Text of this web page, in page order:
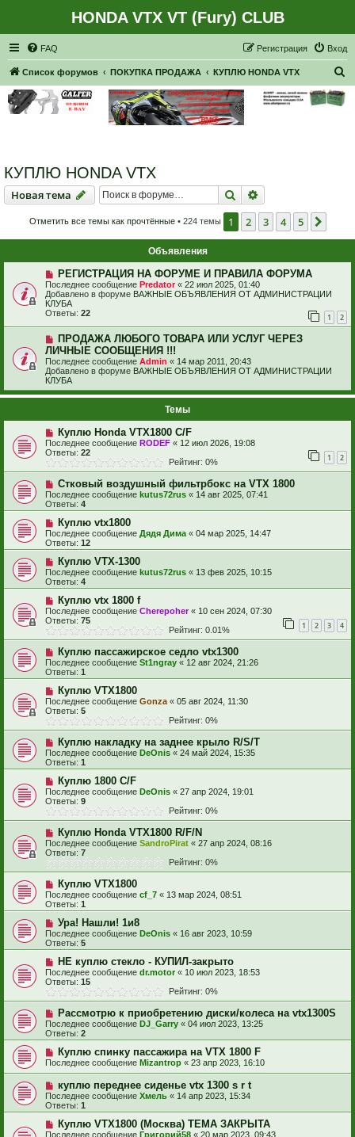
HONDA VTX VT (Fury) CLUB
FAQ Вход
Регистрация
Список форумов ПОКУПКА ПРОДАЖА КУПЛЮ HONDA VTX
КУПЛЮ HONDA VTX
Новая тема
Новаятема Поиск
Отметить все темы как прочтённые• 224 темы 1 2 3 4 5
Объявления
РЕГИСТРАЦИЯ НА ФОРУМЕ И ПРАВИЛА ФОРУМА
Последнее сообщение Predator« 22 июл 2025, 01:40
Добавлено в форуме ВАЖНЫЕ ОБЪЯВЛЕНИЯ ОТ АДМИНИСТРАЦИИ
КЛУБА
Ответы: 22 1 2
ПРОДАЖА ЛЮБОГО ТОВАРА ИЛИ УСЛУГ ЧЕРЕЗ
ЛИЧНЫЕ СООБЩЕНИЯ !!!
Последнее сообщение Admin « 14 мар 2011, 20:43
Добавлено в форуме ВАЖНЫЕ ОБЪЯВЛЕНИЯ ОТ АДМИНИСТРАЦИИ
КЛУБА
Темы
Куплю Honda VTX1800 C/F
Последнее сообщение RODEF « 12 июл 2026, 19:08
Ответы: 22 1 2
Рейтинг: 0%
Стковый воздушный фильтрбокс на VTX 1800
Последнее сообщение kutus72rus « 14 авг 2025, 07:41
Ответы: 4
Куплю vtx1800
Последнее сообщение Дядя Дима« 04 мар 2025, 14:47
Ответы: 12
Куплю VTX-1300
Последнее сообщение kutus72rus « 13 фев 2025, 10:15
Ответы: 4
Куплю vtx 1800 f
Последнее сообщение Cherepoher« 10 сен 2024, 07:30
Ответы: 75 1 2 3 4
Рейтинг: 0.01%
Куплю пассажирское седло vtx1300
Последнее сообщение St1ngray « 12 авг 2024, 21:26
Ответы: 1
Куплю VTX1800
Последнее сообщение Gonza« 05 авг 2024, 11:30
Ответы: 5
Рейтинг: 0%
Куплю накладку на заднее крыло R/S/T
Последнее сообщение DeOnis « 24 май 2024, 15:35
Ответы: 1
Куплю 1800 C/F
Последнее сообщение DeOnis « 27 апр 2024, 19:01
Ответы: 9
Рейтинг: 0%
Куплю Honda VTX1800 R/F/N
Последнее сообщение SandroPirat « 27 апр 2024, 08:16
Ответы: 7
Рейтинг: 0%
Куплю VTX1800
Последнее сообщение cf_7 « 13 мар 2024, 08:51
Ответы: 1
Ура! Нашли! 1и8
Последнее сообщение DeOnis « 16 авг 2023, 10:59
Ответы: 5
НЕ куплю стекло - КУПИЛ-закрыто
Последнее сообщение dr.motor« 10 июл 2023, 18:53
Ответы: 15
Рейтинг: 0%
Рассмотрю к приобретению диски/колеса на vtx1300S
Последнее сообщение DJ_Garry « 04 июл 2023, 13:25
Ответы: 2
Куплю спинку пассажира на VTX 1800 F
Последнее сообщение Mizantrop « 23 апр 2023, 16:10
куплю переднее сиденье vtx 1300 s r t
Последнее сообщение Хмель « 14 апр 2023, 15:34
Ответы: 1
Куплю VTX1800 (Москва) ТЕМА ЗАКРЫТА
Последнее сообщение Григорий58 « 20 мар 2023, 09:43